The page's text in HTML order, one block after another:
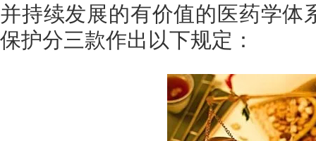
并持续发展的有价值的医药学体
保护分三款作出以下规定：